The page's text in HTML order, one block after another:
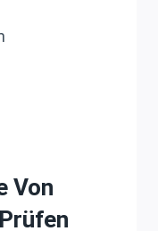
Von